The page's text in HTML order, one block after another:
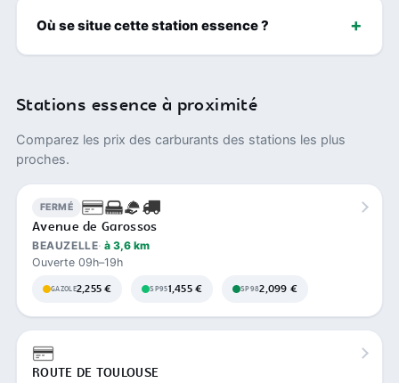
Où se situe cette station essence ?
Stations essence à proximité
Comparez les prix des carburants des stations les plus
proches.
FERMÉ
Avenue de Garossos
BEAUZELLE à 3,6 km
Ouverte 09h–19h
GAZOLE2,255 € SP951,455 € SP982,099 €
ROUTE DE TOULOUSE